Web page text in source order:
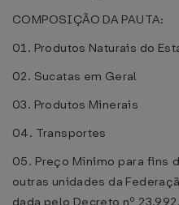
COMPOSIÇÃO DA PAUTA:
01. Produtos Naturais do
02. Sucatas em Geral
03. Produtos Minerais
04. Transportes
05. Preço Mínimo para fins
outras unidades da